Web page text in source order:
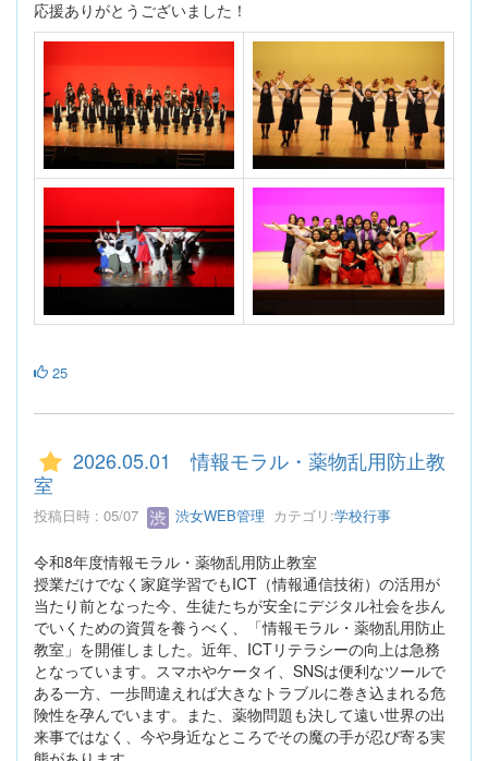
応援ありがとうございました！
25
2026.05.01 情報モラル・薬物乱用防止教
室
投稿日時 : 05/07 渋女WEB管理 カテゴリ:学校行事
令和8年度情報モラル・薬物乱用防止教室
授業だけでなく家庭学習でもICT（情報通信技術）の活用が
当たり前となった今、生徒たちが安全にデジタル社会を歩ん
でいくための資質を養うべく、「情報モラル・薬物乱用防止
教室」を開催しました。近年、ICTリテラシーの向上は急務
となっています。スマホやケータイ、SNSは便利なツールで
ある一方、一歩間違えれば大きなトラブルに巻き込まれる危
険性を孕んでいます。また、薬物問題も決して遠い世界の出
来事ではなく、今や身近なところでその魔の手が忍び寄る実